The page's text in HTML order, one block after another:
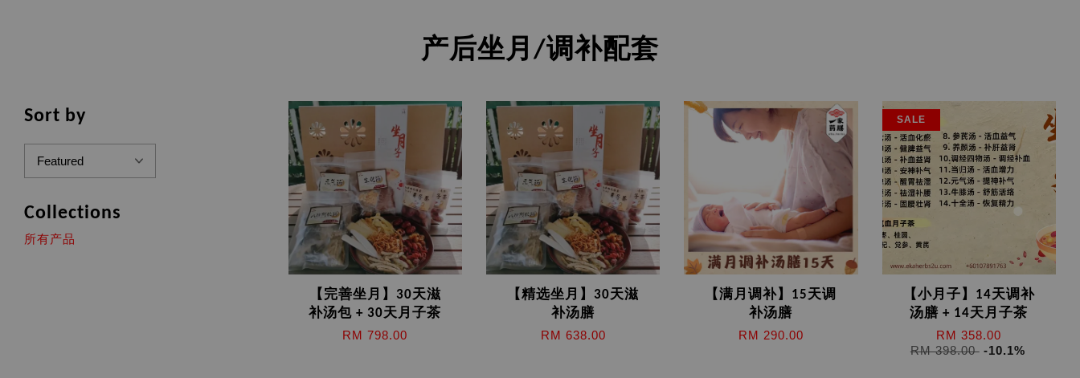
产后坐月/调补配套
Sort by
Collections
所有产品
【完善坐月】30天滋
补汤包 + 30天月子茶
RM 798.00
【精选坐月】30天滋
补汤膳
RM 638.00
【满月调补】15天调
补汤膳
RM 290.00
SALE
【小月子】14天调补
汤膳 + 14天月子茶
RM 358.00
RM 398.00 -10.1%